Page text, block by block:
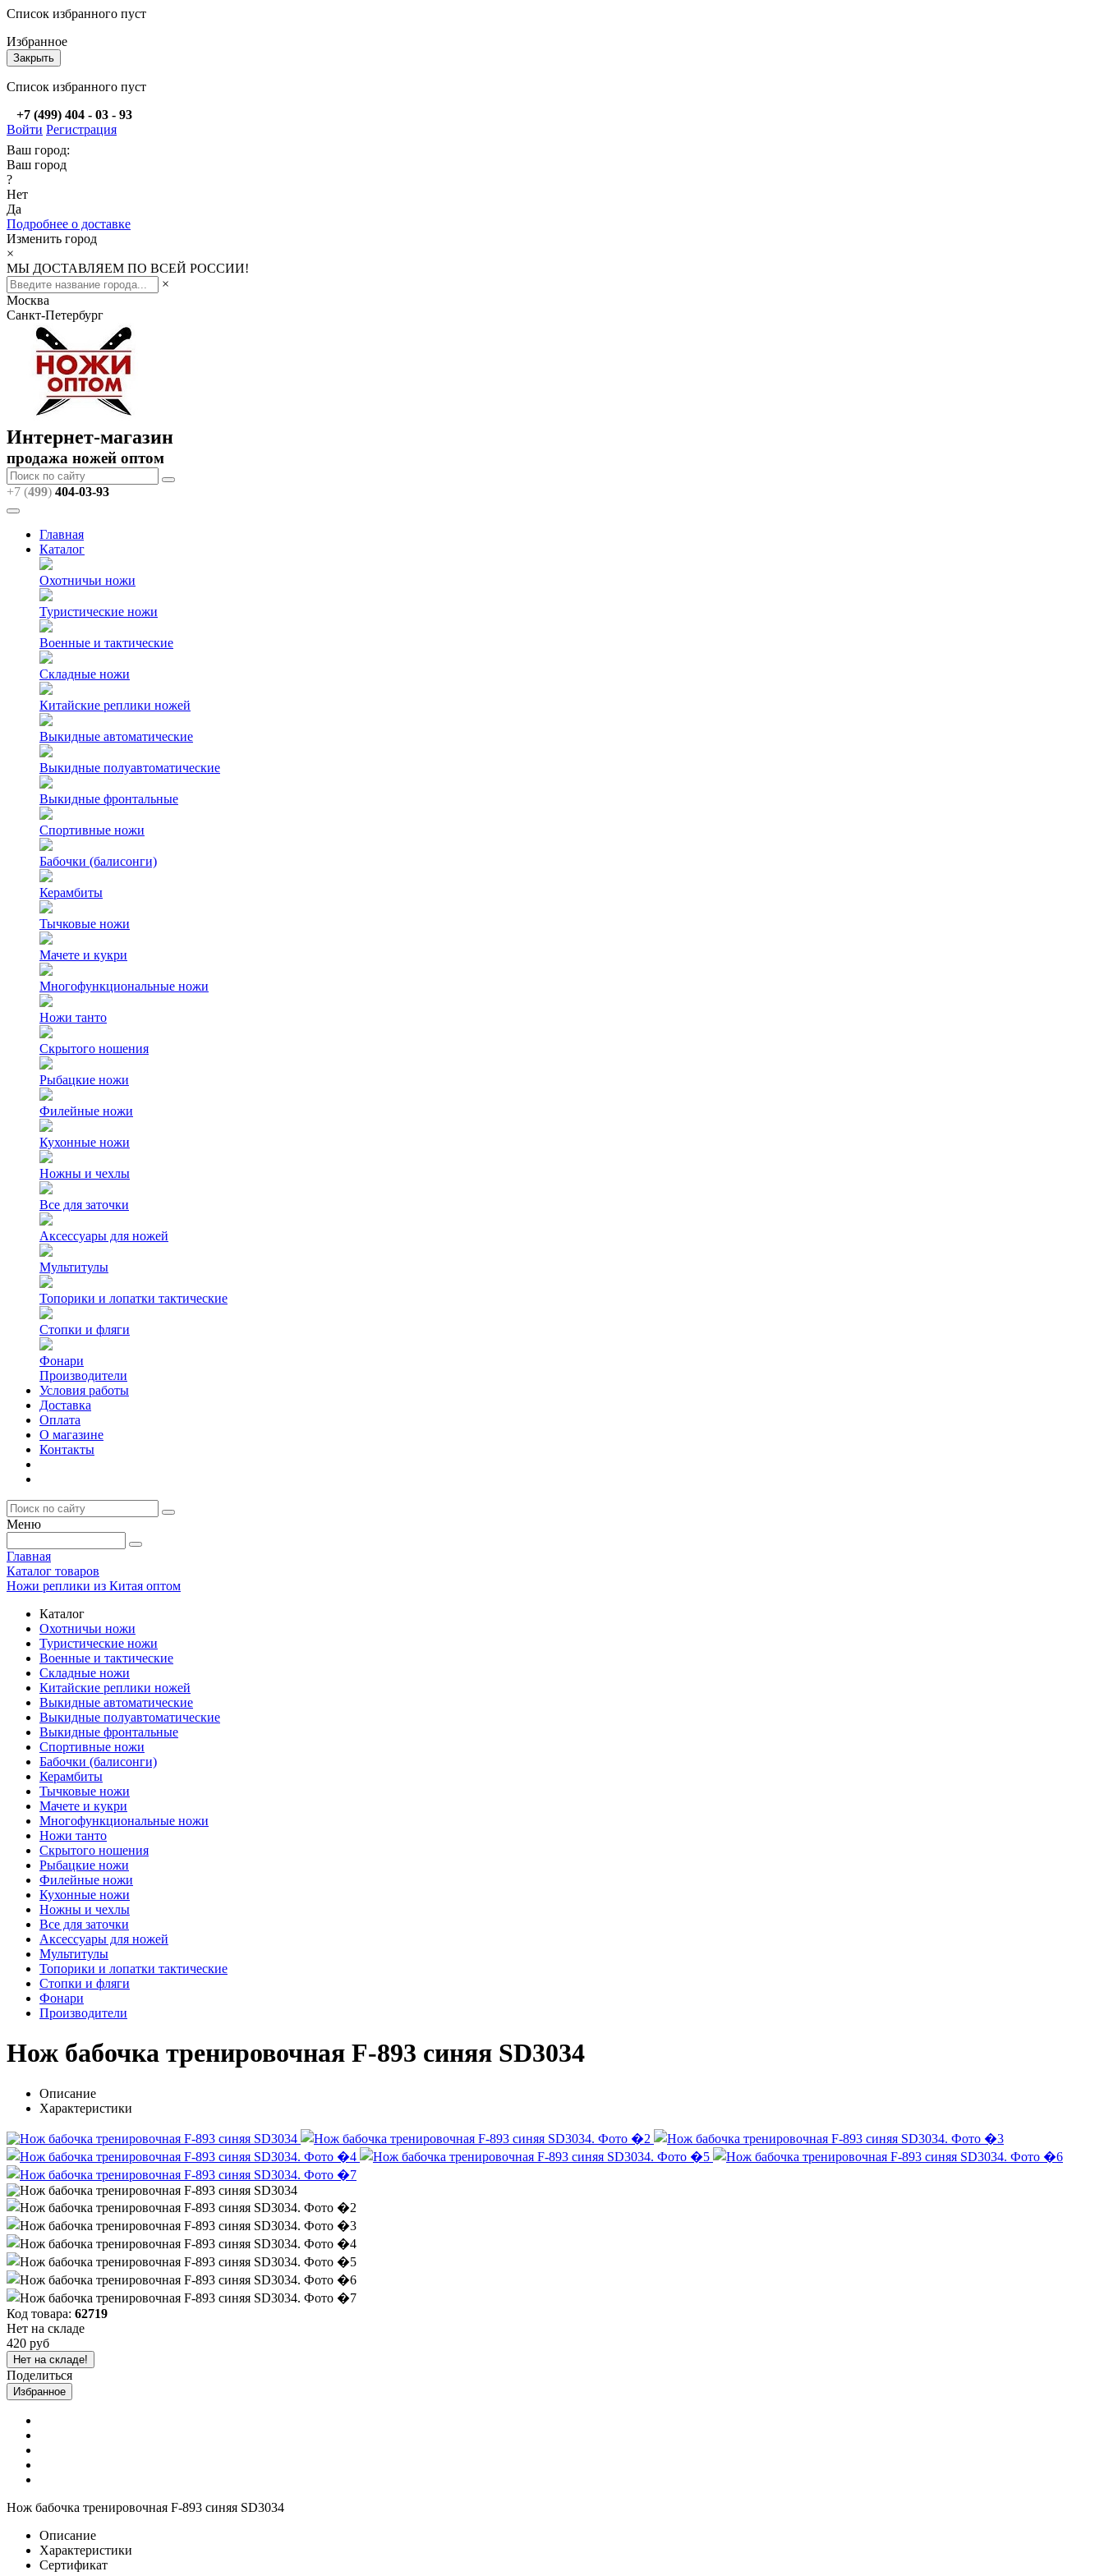
Список избранного пуст
Избранное
Закрыть
Список избранного пуст
+7 (499) 404 - 03 - 93
Войти Регистрация
Ваш город:
Ваш город
?
Нет
Да
Подробнее о доставке
Изменить город
×
МЫ ДОСТАВЛЯЕМ ПО ВСЕЙ РОССИИ!
×
Москва
Санкт-Петербург
Интернет-магазин
продажа ножей оптом
+7 (499) 404-03-93
Главная
Каталог
Охотничьи ножи
Туристические ножи
Военные и тактические
Складные ножи
Китайские реплики ножей
Выкидные автоматические
Выкидные полуавтоматические
Выкидные фронтальные
Спортивные ножи
Бабочки (балисонги)
Керамбиты
Тычковые ножи
Мачете и кукри
Многофункциональные ножи
Ножи танто
Скрытого ношения
Рыбацкие ножи
Филейные ножи
Кухонные ножи
Ножны и чехлы
Все для заточки
Аксессуары для ножей
Мультитулы
Топорики и лопатки тактические
Стопки и фляги
Фонари
Производители
Условия работы
Доставка
Оплата
О магазине
Контакты
Меню
Главная
Каталог товаров
Ножи реплики из Китая оптом
Каталог
Охотничьи ножи
Туристические ножи
Военные и тактические
Складные ножи
Китайские реплики ножей
Выкидные автоматические
Выкидные полуавтоматические
Выкидные фронтальные
Спортивные ножи
Бабочки (балисонги)
Керамбиты
Тычковые ножи
Мачете и кукри
Многофункциональные ножи
Ножи танто
Скрытого ношения
Рыбацкие ножи
Филейные ножи
Кухонные ножи
Ножны и чехлы
Все для заточки
Аксессуары для ножей
Мультитулы
Топорики и лопатки тактические
Стопки и фляги
Фонари
Производители
Нож бабочка тренировочная F-893 синяя SD3034
Описание
Характеристики
Код товара: 62719
Нет на складе
420 руб
Нет на складе!
Поделиться
Избранное
Нож бабочка тренировочная F-893 синяя SD3034
Описание
Характеристики
Сертификат